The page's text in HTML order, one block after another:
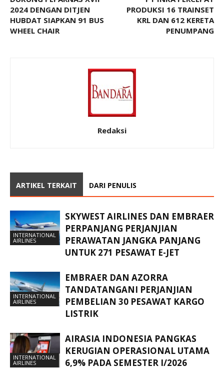
2024 DENGAN DITJEN
HUBDAT SIAPKAN 91 BUS
WHEEL CHAIR
PRODUKSI 16 TRAINSET
KRL DAN 612 KERETA
PENUMPANG
Redaksi
ARTIKEL TERKAIT DARI PENULIS
INTERNATIONAL
AIRLINES
SKYWEST AIRLINES DAN EMBRAER
PERPANJANG PERJANJIAN
PERAWATAN JANGKA PANJANG
UNTUK 271 PESAWAT E-JET
INTERNATIONAL
AIRLINES
EMBRAER DAN AZORRA
TANDATANGANI PERJANJIAN
PEMBELIAN 30 PESAWAT KARGO
LISTRIK
INTERNATIONAL
AIRLINES
AIRASIA INDONESIA PANGKAS
KERUGIAN OPERASIONAL UTAMA
6,9% PADA SEMESTER I/2026